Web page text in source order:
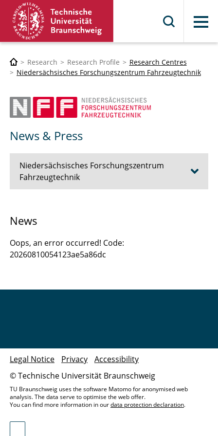
Menu
Research Research Profile
Research Centres
Niedersächsisches Forschungszentrum Fahrzeugtechnik
News & Press
Niedersächsisches Forschungszentrum
Fahrzeugtechnik
Research
News
Oops, an error occurred! Code:
20260810054123ae5a86dc
© Technische Universität Braunschweig
Legal Notice Privacy Accessibility
TU Braunschweig uses the software Matomo for anonymised web
analysis. The data serve to optimise the web offer.
You can find more information in ourdata protection declaration.